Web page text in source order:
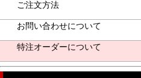
ご注文方法
お問い合わせについて
特注オーダーについて